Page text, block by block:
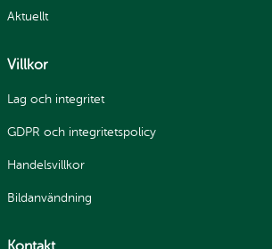
Aktuellt
Villkor
Lag och integritet
GDPR och integritetspolicy
Handelsvillkor
Bildanvändning